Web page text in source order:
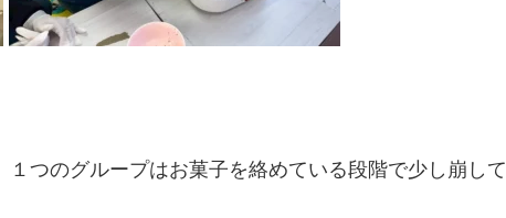
つのグループはお菓子を絡めている段階で少し崩して